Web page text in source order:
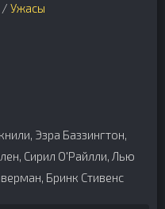
/ Ужасы
Эзра Баззингтон,
Сирил О'Райлли, Лью
Бринк Стивенс